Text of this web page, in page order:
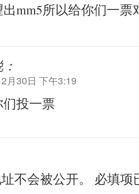
mm5所以给你们一票
月30日 下午3:19
投一票
不会被公开。 必填项